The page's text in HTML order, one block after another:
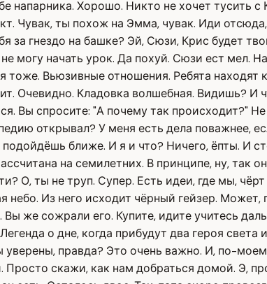
напарника. Хорошо. Никто не хочет тусить
Чувак, ты похож на Эмма, чувак. Иди
гнездо на башке? Эй, Сюзи, Крис будет
могу начать урок. Да похуй. Сюзи ест
тоже. Вьюзивные отношения. Ребята
Очевидно. Кладовка волшебная. Видишь? И
Вы спросите: "А почему так происходит?"
открывал? У меня есть дела поважнее,
ближе. И я и что? Ничего, ёпты. И
на семилетних. В принципе, ну, так
ты не труп. Супер. Есть идеи, где мы,
Из него исходит чёрный гейзер.
же сожрали его. Купите, идите учитесь
о дне, когда прибудут два героя
правда? Это очень важно. И, по-
скажи, как нам добраться домой. Э,